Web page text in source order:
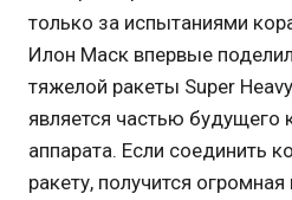
только за испытаниями
Илон Маск впервые
тяжелой ракеты Super
является частью будущего
аппарата. Если соединить
ракету, получится